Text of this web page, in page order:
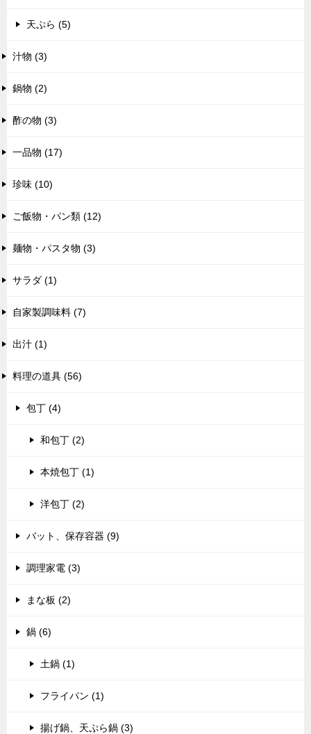
天ぷら (5)
汁物 (3)
鍋物 (2)
酢の物 (3)
一品物 (17)
珍味 (10)
ご飯物・パン類 (12)
麺物・パスタ物 (3)
サラダ (1)
自家製調味料 (7)
出汁 (1)
料理の道具 (56)
包丁 (4)
和包丁 (2)
本焼包丁 (1)
洋包丁 (2)
バット、保存容器 (9)
調理家電 (3)
まな板 (2)
鍋 (6)
土鍋 (1)
フライパン (1)
揚げ鍋、天ぷら鍋 (3)